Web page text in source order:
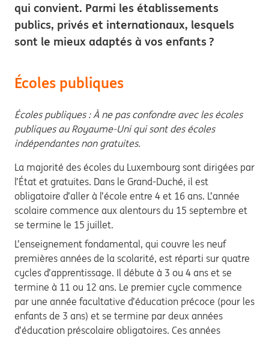
qui convient. Parmi les établissements
publics, privés et internationaux, lesquels
sont le mieux adaptés à vos enfants ?
Écoles publiques
Écoles publiques : À ne pas confondre avec les écoles
publiques au Royaume-Uni qui sont des écoles
indépendantes non gratuites.
La majorité des écoles du Luxembourg sont dirigées par
l’État et gratuites. Dans le Grand-Duché, il est
obligatoire d’aller à l’école entre 4 et 16 ans. L’année
scolaire commence aux alentours du 15 septembre et
se termine le 15 juillet.
L’enseignement fondamental, qui couvre les neuf
premières années de la scolarité, est réparti sur quatre
cycles d’apprentissage. Il débute à 3 ou 4 ans et se
termine à 11 ou 12 ans. Le premier cycle commence
par une année facultative d’éducation précoce (pour les
enfants de 3 ans) et se termine par deux années
d’éducation préscolaire obligatoires. Ces années